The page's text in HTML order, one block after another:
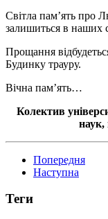
Світла пам’ять про
залишиться в наших
Прощання
Будинку трауру.
Вічна пам’ять…
Колектив
наук,
Попередня
Наступна
Теги